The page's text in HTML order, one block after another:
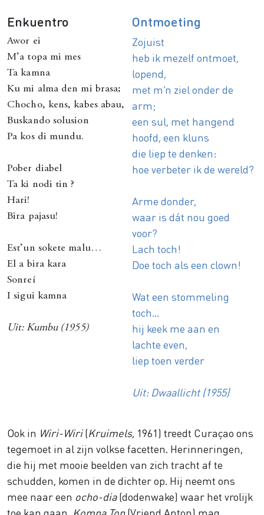
Enkuentro
Awor ei
M’a topa mi mes
Ta kamna
Ku mi alma den mi brasa;
Chocho, kens, kabes abau,
Buskando solusion
Pa kos di mundu.
Pober diabel
Ta ki nodi tin ?
Hari!
Bira pajasu!
Est’un sokete malu…
El a bira kara
Sonreí
I sigui kamna
Uit: Kumbu(1955)
Ontmoeting
Zojuist
heb ik mezelf ontmoet,
lopend,
met m’n ziel onder de
arm;
een sul, met hangend
hoofd, een kluns
die liep te denken:
hoe verbeter ik de wereld?
Arme donder,
waar is dát nou goed
voor?
Lach toch!
Doe toch als een clown!
Wat een stommeling
toch…
hij keek me aan en
lachte even,
liep toen verder
Uit: Dwaallicht (1955)
Ook in Wiri-Wiri(Kruimels, 1961) treedt Curaçao ons
tegemoet in al zijn volkse facetten. Herinneringen,
die hij met mooie beelden van zich tracht af te
schudden, komen in de dichter op. Hij neemt ons
mee naar een ocho-dia(dodenwake) waar het vrolijk
toe kan gaan. Kompa Ton(Vriend Anton) mag